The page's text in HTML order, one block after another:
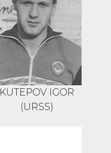
KUTEPOV IGOR
(URSS)